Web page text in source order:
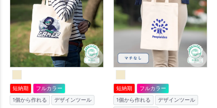
短納期
フルカラー
1個から作れる
デザインツール
短納期
フルカラー
1個から作れる
デザインツール